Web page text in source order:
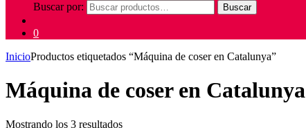
Buscar por:
Buscar
0
InicioProductos etiquetados “Máquina de coser en Catalunya”
Máquina de coser en Catalunya
Mostrando los 3 resultados